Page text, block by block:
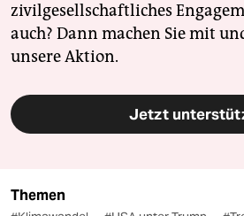
zivilgesellschaftliches
auch? Dann machen Sie mit
unsere Aktion.
Jetzt
Themen